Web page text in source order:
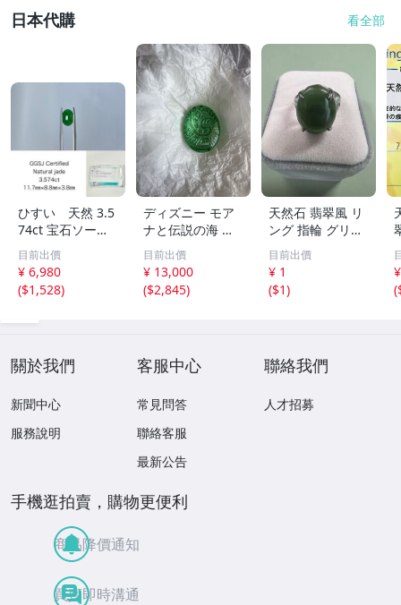
日本代購 看全部
ひすい 天然 3.5
74ct 宝石ソーテ
ィング付き 11.7
㎜×8.8㎜×3.8㎜
ルース（ 裸石 ）
Y10181SA
目前出價
¥ 6,980
($1,528)
ディズニー モア
ナと伝説の海 テ
フィティの心 新
品 未開封
目前出價
¥ 13,000
($2,845)
天然石 翡翠風 リ
ング 指輪 グリー
ン系 ヴィンテー
ジアクセサリー
目前出價
¥ 1
($1)
(
關於我們
新聞中心
服務說明
客服中心
常見問答
聯絡客服
最新公告
聯絡我們
人才招募
手機逛拍賣，購物更便利
商品降價通知
買賣即時溝通